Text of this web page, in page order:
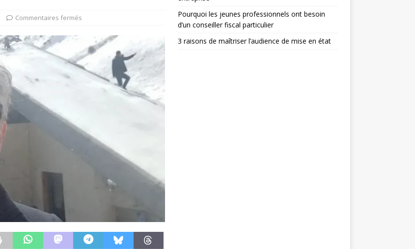
Commentaires fermés
Pourquoi les jeunes professionnels ont besoin
d’un conseiller fiscal particulier
3 raisons de maîtriser l’audience de mise en état